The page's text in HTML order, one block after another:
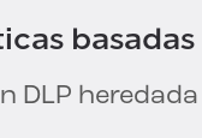
DLP